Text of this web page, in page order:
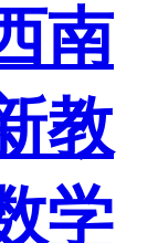
南
教
学